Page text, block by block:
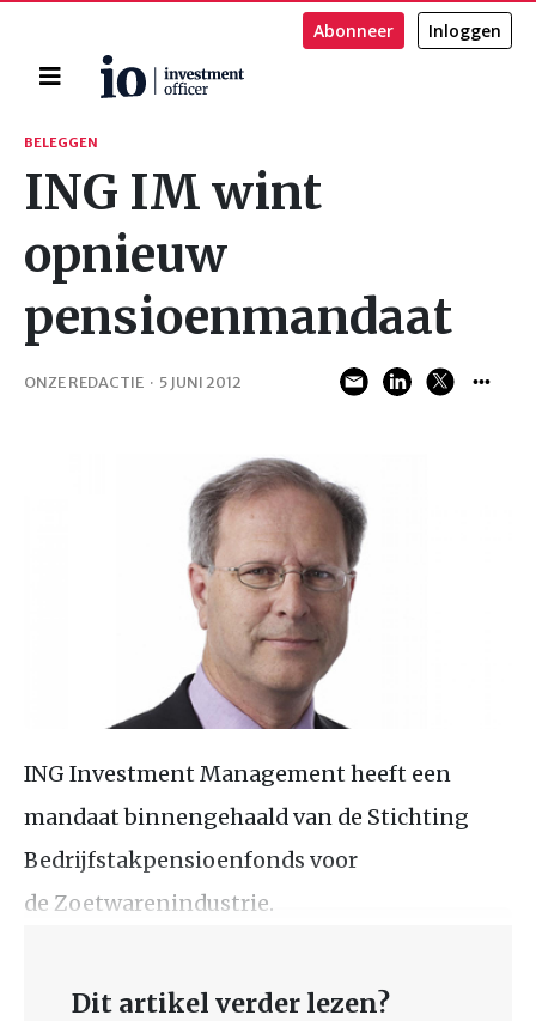
Home
Abonneer Inloggen
Zoeken
BELEGGEN
ING IM wint
opnieuw
pensioenmandaat
ONZE REDACTIE · 5 JUNI 2012
ING Investment Management heeft een
mandaat binnengehaald van de Stichting
Bedrijfstakpensioenfonds voor
de Zoetwarenindustrie.
Dit artikel verder lezen?